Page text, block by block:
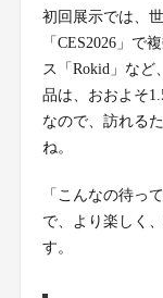
初回展示では、
「CES2026」で
ス「Rokid」など
品は、おおよそ
なので、訪れる
ね。
「こんなの待っ
で、より楽しく
す。